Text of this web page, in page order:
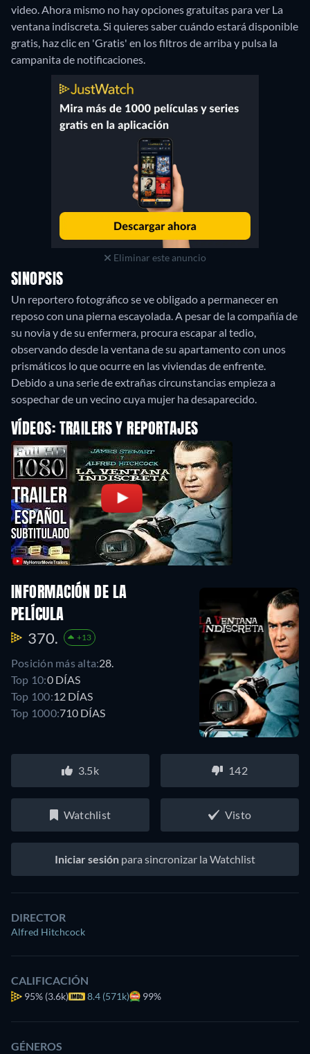
video.Ahora mismo no hay opciones gratuitas para ver La
ventana indiscreta. Si quieres saber cuándo estará disponible
gratis, haz clic en 'Gratis' en los filtros de arriba y pulsa la
campanita de notificaciones.
Eliminar este anuncio
SINOPSIS
Un reportero fotográfico se ve obligado a permanecer en
reposo con una pierna escayolada. A pesar de la compañía de
su novia y de su enfermera, procura escapar al tedio,
observando desde la ventana de su apartamento con unos
prismáticos lo que ocurre en las viviendas de enfrente.
Debido a una serie de extrañas circunstancias empieza a
sospechar de un vecino cuya mujer ha desaparecido.
VÍDEOS: TRAILERS Y REPORTAJES
INFORMACIÓN DE LA
PELÍCULA
370. +13
Posición más alta:28.
Top 10:0 DÍAS
Top 100:12 DÍAS
Top 1000:710 DÍAS
3.5k 142
Watchlist Visto
Iniciar sesión para sincronizar la Watchlist
DIRECTOR
Alfred Hitchcock
CALIFICACIÓN
95% (3.6k) 8.4 (571k) 99%
GÉNEROS